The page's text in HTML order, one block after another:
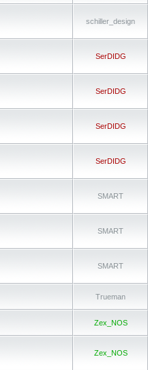
schiller_design
SerDIDG
SerDIDG
SerDIDG
SerDIDG
SMART
SMART
SMART
Trueman
Zex_NOS
Zex_NOS